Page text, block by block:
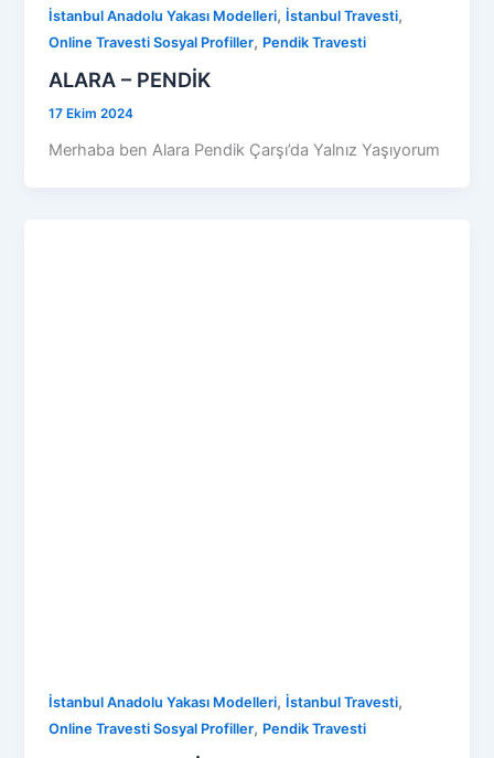
İstanbul Anadolu Yakası Modelleri, İstanbul Travesti,
Online Travesti Sosyal Profiller, Pendik Travesti
ALARA – PENDİK
17 Ekim 2024
Merhaba ben Alara Pendik Çarşı’da Yalnız Yaşıyorum
İstanbul Anadolu Yakası Modelleri, İstanbul Travesti,
Online Travesti Sosyal Profiller, Pendik Travesti